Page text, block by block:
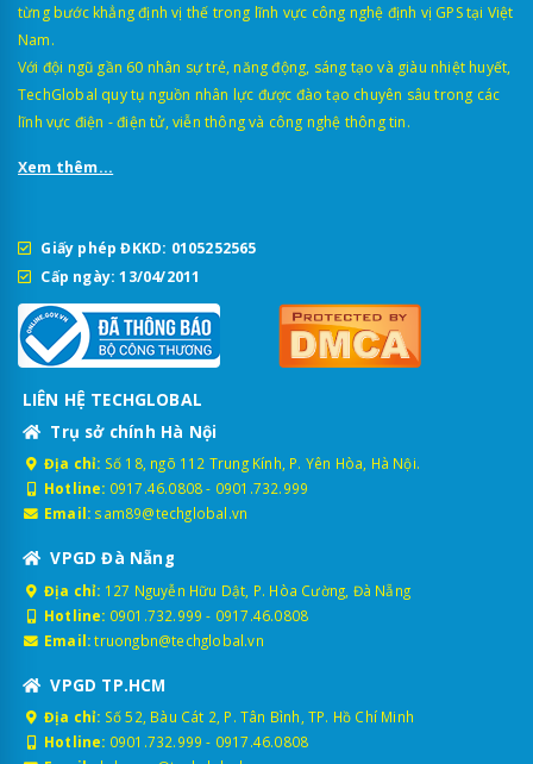
từng bước khẳng định vị thế trong lĩnh vực công nghệ định vị GPS tại Việt
Nam.
Với đội ngũ gần 60 nhân sự trẻ, năng động, sáng tạo và giàu nhiệt huyết,
TechGlobal quy tụ nguồn nhân lực được đào tạo chuyên sâu trong các
lĩnh vực điện - điện tử, viễn thông và công nghệ thông tin.
Xem thêm...
Giấy phép ĐKKD: 0105252565
Cấp ngày: 13/04/2011
LIÊN HỆ TECHGLOBAL
Trụ sở chính Hà Nội
Địa chỉ: Số 18, ngõ 112 Trung Kính, P. Yên Hòa, Hà Nội.
Hotline: 0917.46.0808- 0901.732.999
Email: sam89@techglobal.vn
VPGD Đà Nẵng
Địa chỉ: 127 Nguyễn Hữu Dật, P. Hòa Cường, Đà Nẵng
Hotline: 0901.732.999 - 0917.46.0808
Email: truongbn@techglobal.vn
VPGD TP.HCM
Địa chỉ: Số 52, Bàu Cát 2, P. Tân Bình, TP. Hồ Chí Minh
Hotline: 0901.732.999 - 0917.46.0808